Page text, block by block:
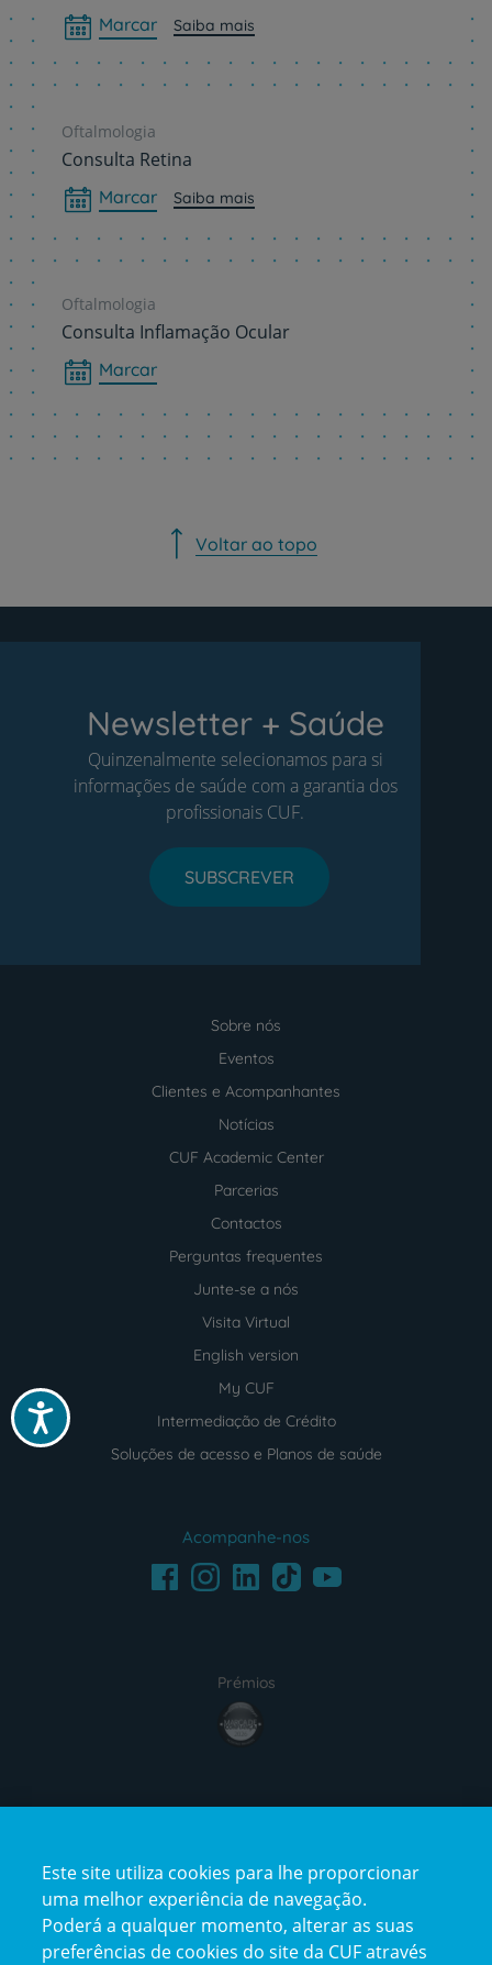
Acessibilidade
Marcar Saiba mais
Oftalmologia
Consulta Retina
Marcar Saiba mais
Oftalmologia
Consulta Inflamação Ocular
Marcar
Voltar ao topo
Newsletter + Saúde
Quinzenalmente selecionamos para si
informações de saúde com a garantia dos
profissionais CUF.
SUBSCREVER
Sobre nós
Eventos
Clientes e Acompanhantes
Notícias
CUF Academic Center
Parcerias
Contactos
Perguntas frequentes
Junte-se a nós
Visita Virtual
English version
My CUF
Intermediação de Crédito
Soluções de acesso e Planos de saúde
Acompanhe-nos
FacebookInstagramLinkedInTikTokYoutube
Prémios
award4
certification2certification3
Este site utiliza cookies para lhe proporcionar
uma melhor experiência de navegação.
Poderá a qualquer momento, alterar as suas
preferências de cookies do site da CUF através